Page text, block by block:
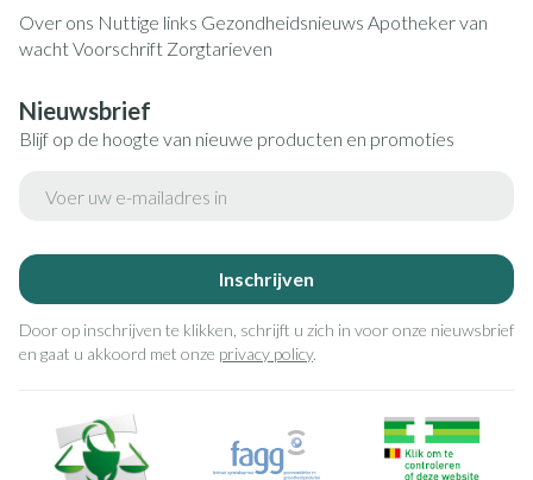
Over ons Nuttige links Gezondheidsnieuws Apotheker van
wachtVoorschrift Zorgtarieven
Nieuwsbrief
Blijf op de hoogte van nieuwe producten en promoties
Inschrijven
Door op inschrijven te klikken, schrijft u zich in voor onze nieuwsbrief
en gaat u akkoord met onze privacy policy.